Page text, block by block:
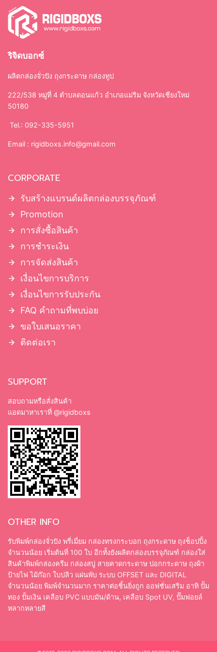
ริจิดบอกซ์
ผลิตกล่องจั่วปัง ถุงกระดาษ กล่องทูป
222/538 หมู่ที่ 4 ตำบลดอนแก้ว อำเภอแม่ริม จังหวัดเชียงใหม่
50180
Tel.: 092-335-5951
Email : rigidboxs.info@gmail.com
CORPORATE
รับสร้างแบรนด์ผลิตกล่องบรรจุภัณฑ์
Promotion
การสั่งซื้อสินค้า
การชำระเงิน
การจัดส่งสินค้า
เงื่อนไขการบริการ
เงื่อนไขการรับประกัน
FAQ คำถามที่พบบ่อย
ขอใบเสนอราคา
ติดต่อเรา
SUPPORT
สอบถามหรือสั่งสินค้า
แอดมาหาเราที่ @rigidboxs
OTHER INFO
รับพิมพ์กล่องจั่วปัง พรี่เมี่ยม กล่องทรงกระบอก ถุงกระดาษ ถุงช็อปปิ้ง
จำนวนน้อย เริ่มต้นที่ 100 ใบ อีกทั้งยังผลิตกล่องบรรจุภัณฑ์ กล่องใส่
สินค้าพิมพ์กล่องครีม กล่องสบู่ สายคาดกระดาษ ปอกกระดาษ ถุงผ้า
ป้ายไฟ ไม้ก๊อก ใบปลิว แผ่นพับ ระบบ OFFSET และ DIGITAL
จำนวนน้อย พิมพ์จำนวนมาก ราคาต่อชิ้นยิ่งถูก ออฟชั่นเสริม อาทิ ปั้ม
ทอง ปั้มเงิน เคลือบ PVC แบบมัน/ด้าน, เคลือบ Spot UV, ปั๊มฟอยล์
หลากหลายสี